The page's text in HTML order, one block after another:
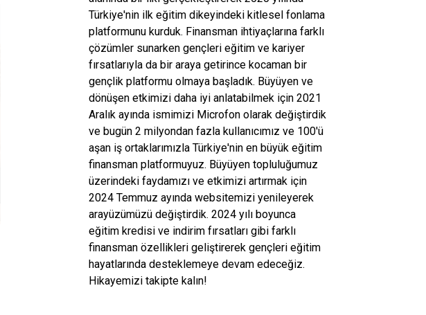
Türkiye'nin ilk eğitim dikeyindeki kitlesel fonlama
platformunu kurduk. Finansman ihtiyaçlarına farklı
çözümler sunarken gençleri eğitim ve kariyer
fırsatlarıyla da bir araya getirince kocaman bir
gençlik platformu olmaya başladık. Büyüyen ve
dönüşen etkimizi daha iyi anlatabilmek için 2021
Aralık ayında ismimizi Microfon olarak değiştirdik
ve bugün 2 milyondan fazla kullanıcımız ve 100'ü
aşan iş ortaklarımızla Türkiye'nin en büyük eğitim
finansman platformuyuz. Büyüyen topluluğumuz
üzerindeki faydamızı ve etkimizi artırmak için
2024 Temmuz ayında websitemizi yenileyerek
arayüzümüzü değiştirdik. 2024 yılı boyunca
eğitim kredisi ve indirim fırsatları gibi farklı
finansman özellikleri geliştirerek gençleri eğitim
hayatlarında desteklemeye devam edeceğiz.
Hikayemizi takipte kalın!